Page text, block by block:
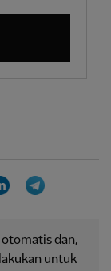
LinkedIn
dan,
untuk